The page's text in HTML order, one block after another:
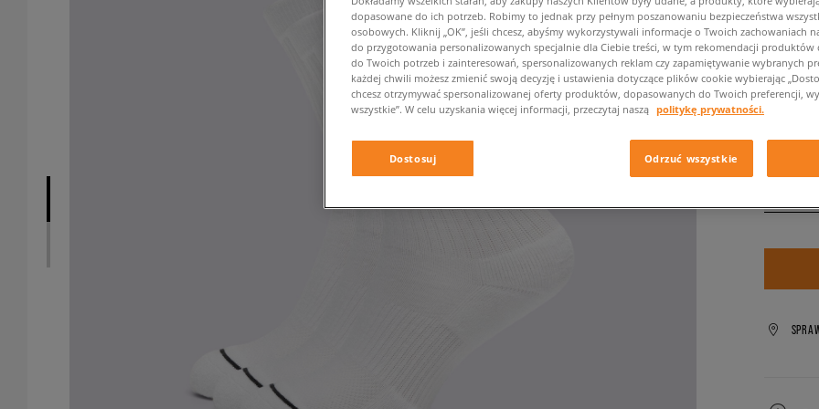
✛
Kolor:
dopasowane do ich potrzeb. Robimy to jednak przy pełnym poszanowaniu bezpieczeństwa
osobowych. Kliknij „OK”, jeśli chcesz, abyśmy wykorzystywali informacje o Twoich zachowaniach
do przygotowania personalizowanych specjalnie dla Ciebie treści, w tym rekomendacji produktów
do Twoich potrzeb i zainteresowań, spersonalizowanych reklam czy zapamiętywanie wybranych
każdej chwili możesz zmienić swoją decyzję i ustawienia dotyczące plików cookie wybierając
chcesz otrzymywać spersonalizowanej oferty produktów, dopasowanych do Twoich preferencji,
wszystkie”. W celu uzyskania więcej informacji, przeczytaj naszą politykę prywatności.
Dostosuj Odrzuć wszystkie